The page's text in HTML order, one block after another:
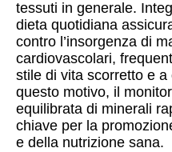
tessuti in generale.
dieta quotidiana
contro l’insorgenza di
cardiovascolari,
stile di vita scorretto e
questo motivo, il
equilibrata di minerali
chiave per la
e della nutrizione sana.